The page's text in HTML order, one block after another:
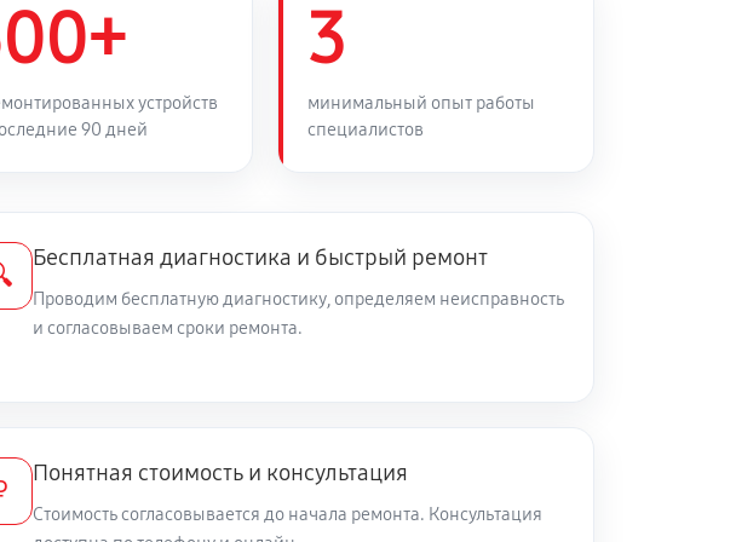
руб 50 минут
руб 45 минут Заказать
руб 60 минут Заказать
руб 20 минут
руб
устройств
90 дней
3
минимальный опыт работы
специалистов
Бесплатная диагностика и быстрый ремонт
Проводим бесплатную диагностику, определяем неисправность
и согласовываем сроки ремонта.
Понятная стоимость и консультация
Стоимость согласовывается до начала ремонта. Консультация